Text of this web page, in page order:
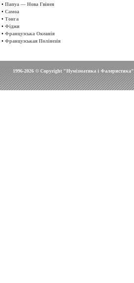
• Папуа — Нова Гвінея
• Самоа
• Тонга
• Фіджи
• Французська Океанія
• Французськая Полінезія
1996-2026 © Copyright "Нумізматика і Фалеристика"